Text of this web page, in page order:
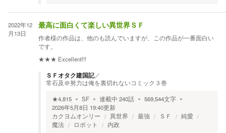
2022年12
月13日
最高に面白くて楽しい異世界ＳＦ
作者様の作品は、他のも読んでいますが、この作品が一番面白い
です。
★★★ Excellent!!!
ＳＦオタク建国記／
常石及＠努力は俺を裏切れないコミック３巻
★4,815 SF 連載中 240話 569,544文字
2026年5月8日 19:40更新
カクヨムオンリー
異世界 最強 ＳＦ
純愛
魔法
ロボット 内政